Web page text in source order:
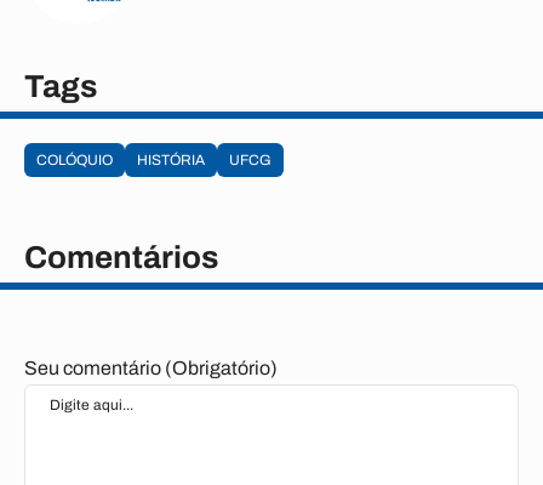
Tags
COLÓQUIO HISTÓRIA UFCG
Comentários
Seu comentário (Obrigatório)